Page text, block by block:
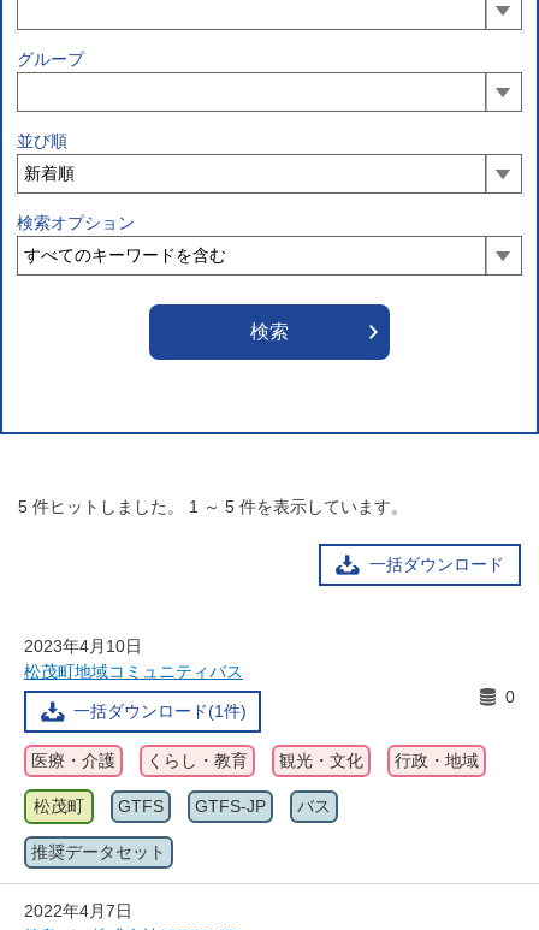
グループ
並び順
検索オプション
5 件ヒットしました。 1 ～ 5 件を表示しています。
一括ダウンロード
2023年4月10日
松茂町地域コミュニティバス
一括ダウンロード(1件)
0
医療・介護 くらし・教育 観光・文化 行政・地域
松茂町 GTFS GTFS-JP バス
推奨データセット
2022年4月7日